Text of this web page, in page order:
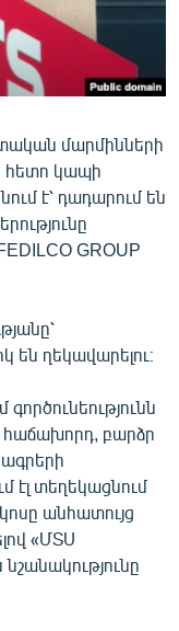
մարմինների
հետո կապի
է՝ դադարում են
GROUP
են ղեկավարելու։
հաճախորդ, բարձր
էլ տեղեկացնում
անհատույց
«ՄՏՍ